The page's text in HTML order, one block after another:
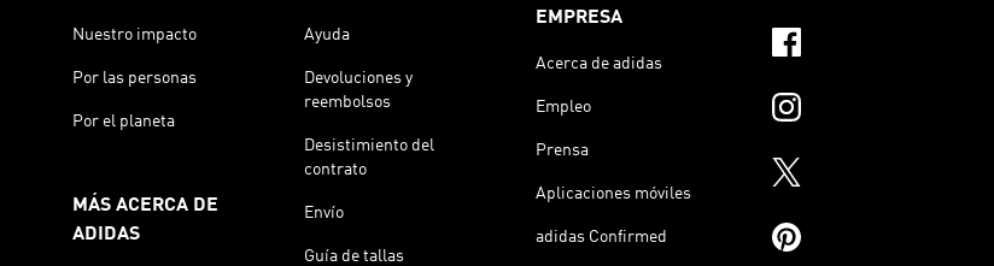
Nuestro impacto
Por las personas
Por el planeta
MÁS ACERCA DE
ADIDAS
Ayuda
Devoluciones y
reembolsos
Desistimiento del
contrato
Envío
Guía de tallas
EMPRESA
Acerca de adidas
Empleo
Prensa
Aplicaciones móviles
adidas Confirmed